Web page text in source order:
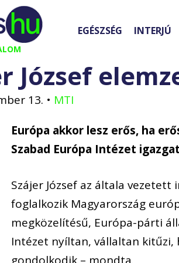
EGÉSZSÉG INTERJÚ
József
13. • MTI
Európa akkor lesz erős, ha
Szabad Európa Intézet
Szájer József az általa
foglalkozik Magyarország
megközelítésű, Európa-párti
Intézet nyíltan, vállaltan kitűzi,
gondolkodik – mondta.